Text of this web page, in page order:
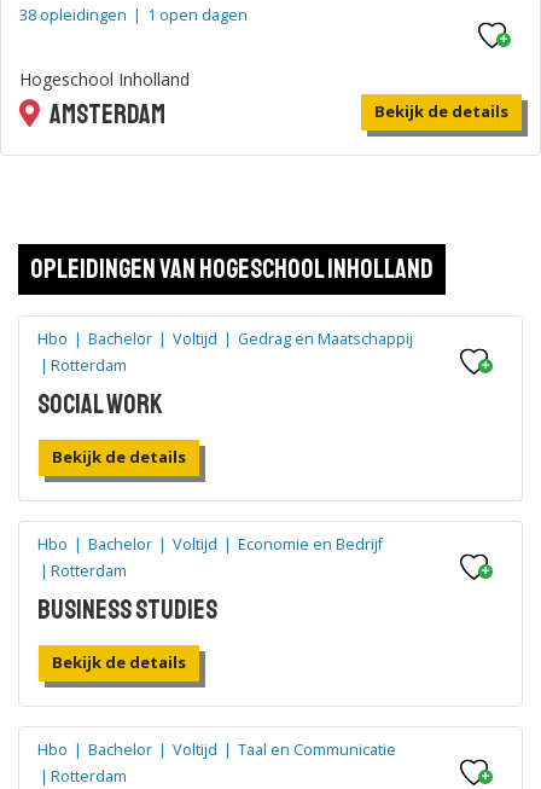
38 opleidingen | 1 open dagen
Hogeschool Inholland
Amsterdam Bekijk de details
Hogeschool Inholland
Delft Bekijk de details
Hogeschool Inholland
Den Haag
1 opleidingen|
Groningen (Hogeschool Inholland)
Groningen
Opleidingen van Hogeschool Inholland
Hbo | Bachelor | Voltijd | Gedrag en Maatschappij
| Rotterdam
Social Work
Bekijk de details
Hbo | Bachelor | Voltijd | Economie en Bedrijf
| Rotterdam
Business Studies
Bekijk de details
Hbo | Bachelor | Voltijd | Taal en Communicatie
| Rotterdam